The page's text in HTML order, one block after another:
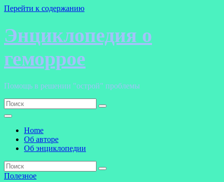
Перейти к содержанию
Энциклопедия о
геморрое
Помощь в решении "острой" проблемы
Home
Об авторе
Об энциклопедии
Полезное